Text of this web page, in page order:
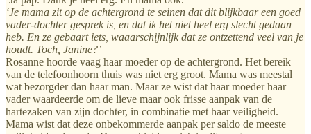
‘Je mama zit op de achtergrond te seinen dat dit blijkbaar een goed
vader-dochter gesprek is, en dat ik het niet heel erg slecht gedaan
heb. En ze gebaart iets, waaarschijnlijk dat ze ontzettend veel van je
houdt. Toch, Janine?’
Rosanne hoorde vaag haar moeder op de achtergrond. Het bereik
van de telefoonhoorn thuis was niet erg groot. Mama was meestal
wat bezorgder dan haar man. Maar ze wist dat haar moeder haar
vader waardeerde om de lieve maar ook frisse aanpak van de
hartezaken van zijn dochter, in combinatie met haar veiligheid.
Mama wist dat deze onbekommerde aanpak per saldo de meeste